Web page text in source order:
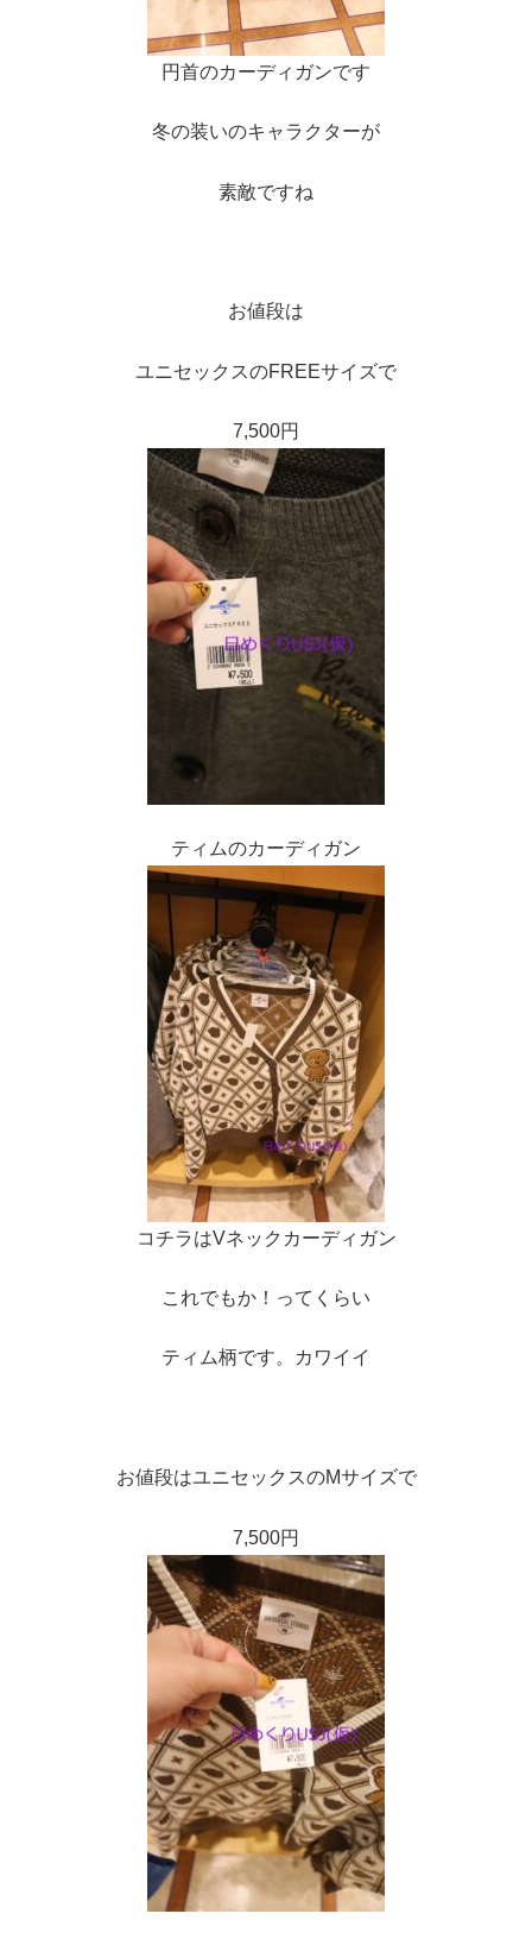
円首のカーディガンです
冬の装いのキャラクターが
素敵ですね
お値段は
ユニセックスのFREEサイズで
7,500円
ティムのカーディガン
コチラはVネックカーディガン
これでもか！ってくらい
ティム柄です。カワイイ
お値段はユニセックスのMサイズで
7,500円